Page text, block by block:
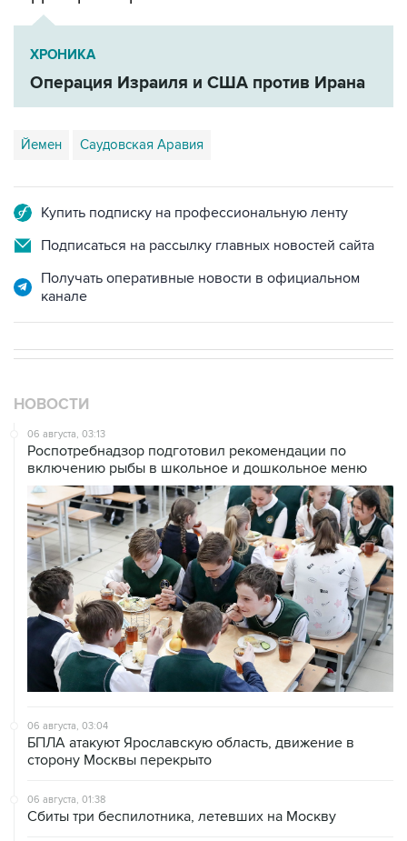
ХРОНИКА
Операция Израиля и США против Ирана
Йемен Саудовская Аравия
Купить подписку на профессиональную ленту
Подписаться на рассылку главных новостей сайта
Получать оперативные новости в официальном
канале
НОВОСТИ
06 августа, 03:13
Роспотребнадзор подготовил рекомендации по
включению рыбы в школьное и дошкольное меню
06 августа, 03:04
БПЛА атакуют Ярославскую область, движение в
сторону Москвы перекрыто
06 августа, 01:38
Сбиты три беспилотника, летевших на Москву